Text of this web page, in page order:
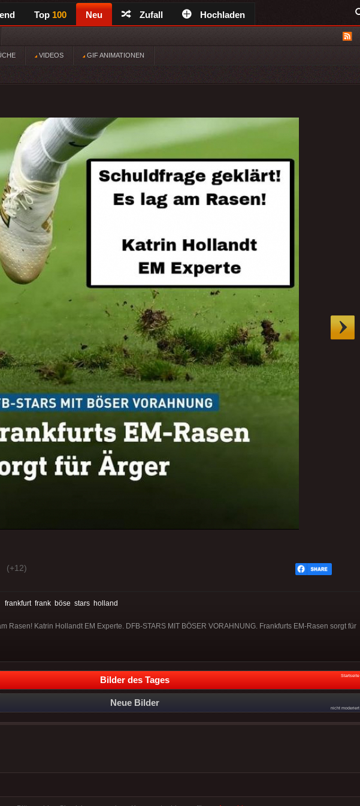
Top 100 Neu Zufall Hochladen
VIDEOS GIF ANIMATIONEN
(+12)
frankfurt frank böse stars holland
Rasen! Katrin Hollandt EM Experte. DFB-STARS MIT BÖSER VORAHNUNG. Frankfurts EM-Rasen sorgt für
Bilder des Tages Startseite
Neue Bilder
nicht moderiert